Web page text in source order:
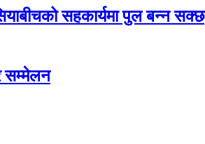
सहकार्यमा पुल बन्न सक्छ
सम्मेलन